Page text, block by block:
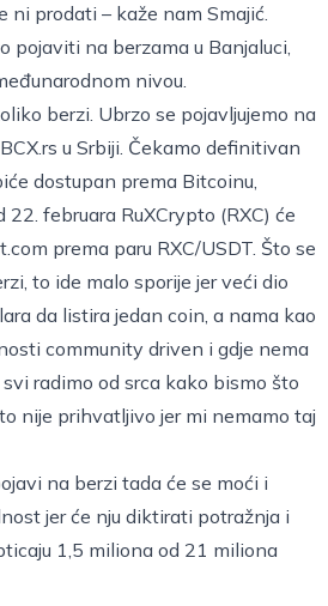
ni prodati – kaže nam Smajić.
pojaviti na berzama u Banjaluci,
nivou.
berzi. Ubrzo se pojavljujemo na
u Srbiji. Čekamo definitivan
dostupan prema Bitcoinu,
22. februara RuXCrypto (RXC) će
prema paru RXC/USDT. Što se
to ide malo sporije jer veći dio
da listira jedan coin, a nama kao
community driven i gdje nema
radimo od srca kako bismo što
nije prihvatljivo jer mi nemamo taj
na berzi tada će se moći i
jer će nju diktirati potražnja i
1,5 miliona od 21 miliona